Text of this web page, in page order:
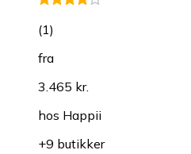
(1)
fra
3.465 kr.
hos Happii
+9 butikker